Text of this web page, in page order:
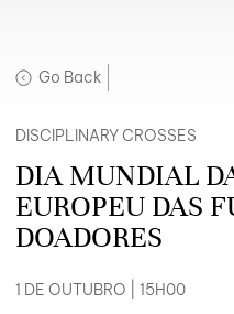
Go Back
DISCIPLINARY CROSSES
DIA MUNDIAL
EUROPEU DAS
DOADORES
1 DE OUTUBRO | 15H00